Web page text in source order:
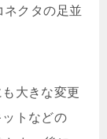
クタの足並
大きな変更
トなどの